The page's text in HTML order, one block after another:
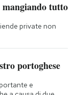
mangiando tutto
private non
portoghese
e